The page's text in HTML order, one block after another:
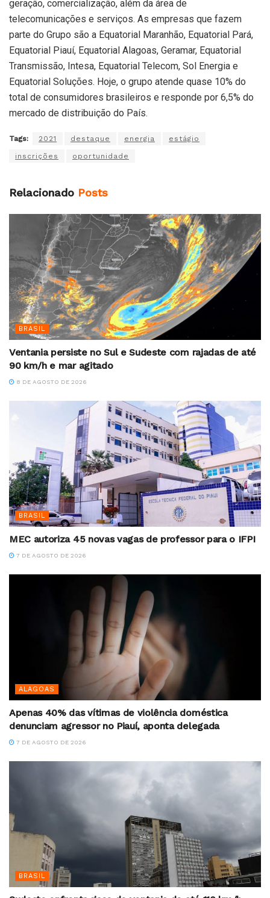
geração, comercialização, além da área de
telecomunicações e serviços. As empresas que fazem
parte do Grupo são a Equatorial Maranhão, Equatorial Pará,
Equatorial Piauí, Equatorial Alagoas, Geramar, Equatorial
Transmissão, Intesa, Equatorial Telecom, Sol Energia e
Equatorial Soluções. Hoje, o grupo atende quase 10% do
total de consumidores brasileiros e responde por 6,5% do
mercado de distribuição do País.
Tags: 2021 destaque energia estágio
inscrições oportunidade
Relacionado Posts
BRASIL
Ventania persiste no Sul e Sudeste com rajadas de até
90 km/h e mar agitado
8 DE AGOSTO DE 2026
BRASIL
MEC autoriza 45 novas vagas de professor para o IFPI
7 DE AGOSTO DE 2026
ALAGOAS
Apenas 40% das vítimas de violência doméstica
denunciam agressor no Piauí, aponta delegada
7 DE AGOSTO DE 2026
BRASIL